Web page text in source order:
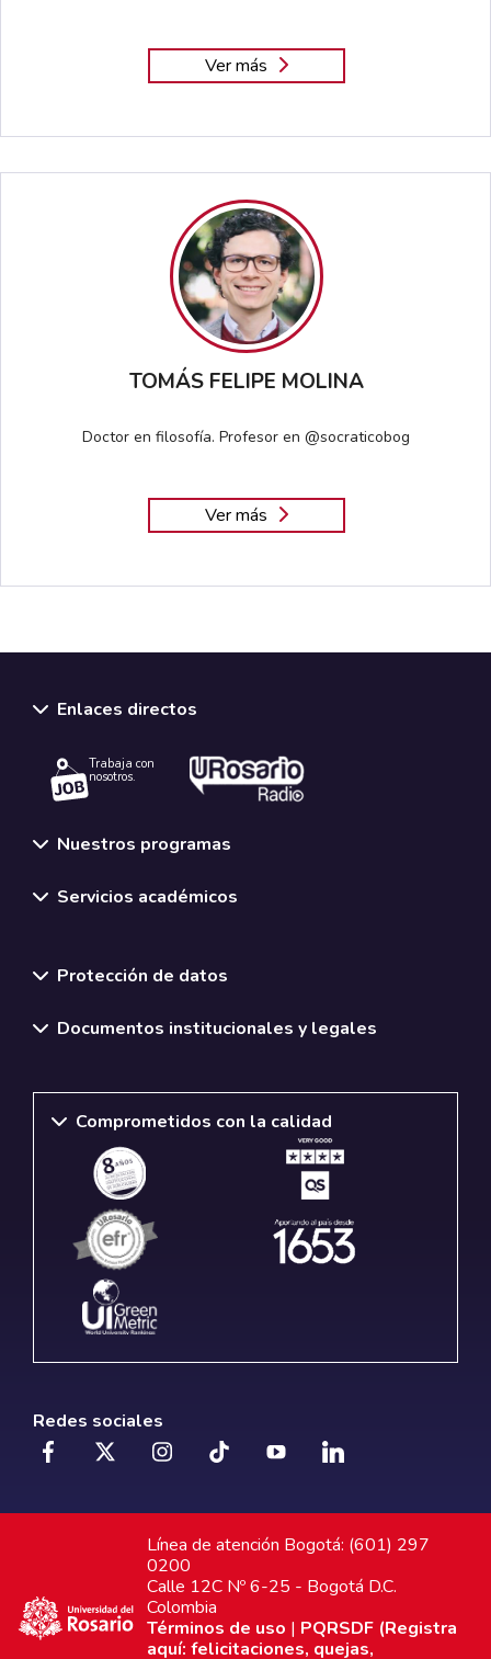
Ver más
TOMÁS FELIPE MOLINA
Doctor en filosofía. Profesor en @socraticobog
Ver más
Enlaces directos
Trabaja con
nosotros.
Nuestros programas
Servicios académicos
Protección de datos
Documentos institucionales y legales
Comprometidos con la calidad
Redes sociales
Línea de atención Bogotá: (601) 297
0200
Calle 12C Nº 6-25 - Bogotá D.C.
Colombia
Términos de uso | PQRSDF (Registra
aquí: felicitaciones, quejas,